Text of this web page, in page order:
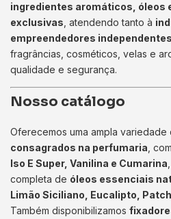
ingredientes aromáticos, óleos
exclusivas , atendendo tanto à
empreendedores independentes
fragrâncias, cosméticos, velas e
qualidade e segurança.
Nosso catálogo
Oferecemos uma ampla variedade
consagrados na perfumaria ,
Iso E Super, Vanilina e Cumarina
completa de óleos essenciais
Limão Siciliano, Eucalipto,
Também disponibilizamos